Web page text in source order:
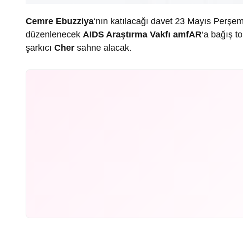
Cemre Ebuzziya‘nın katılacağı davet 23 Mayıs
düzenlenecek AIDS Araştırma Vakfı amfAR‘a bağış
şarkıcı Cher sahne alacak.